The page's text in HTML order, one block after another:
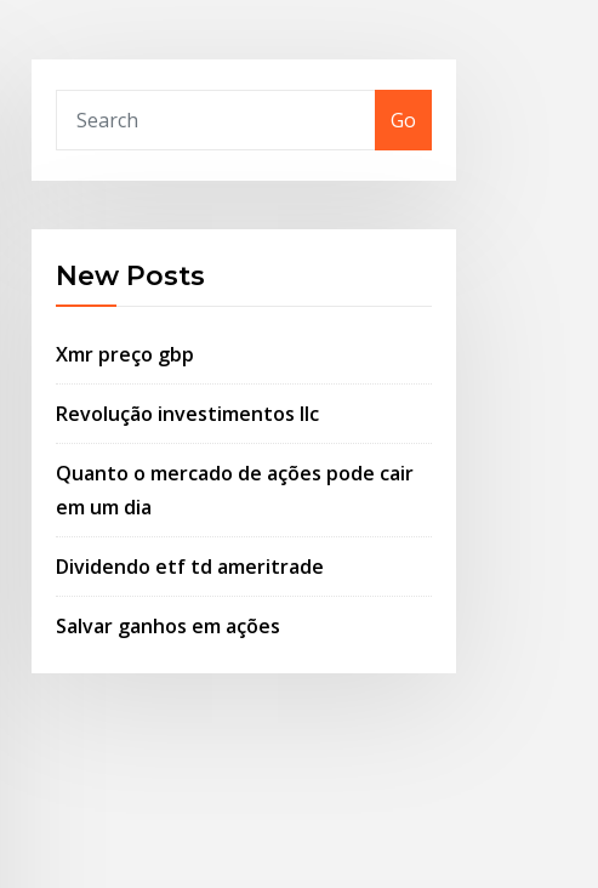
Go
New Posts
Xmr preço gbp
Revolução investimentos llc
Quanto o mercado de ações pode cair
em um dia
Dividendo etf td ameritrade
Salvar ganhos em ações